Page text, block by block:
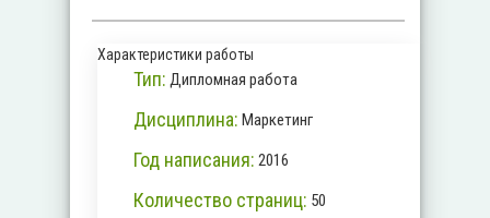
Характеристики работы
Тип: Дипломная работа
Дисциплина: Маркетинг
Год написания: 2016
Количество страниц: 50